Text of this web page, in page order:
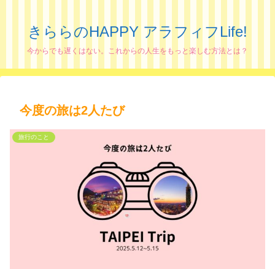
きららのHAPPY アラフィフLife!
今からでも遅くはない。これからの人生をもっと楽しむ方法とは？
今度の旅は2人たび
旅行のこと